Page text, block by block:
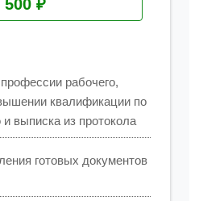
500 ₽
рабочего,
квалификации по
выписка из протокола
готовых документов